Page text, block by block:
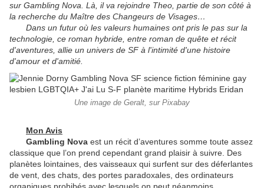
sur Gambling Nova. Là, il va rejoindre Theo, partie de son côté à
la recherche du Maître des Changeurs de Visages…
Dans un futur où les valeurs humaines ont pris le pas sur la
technologie, ce roman hybride, entre roman de quête et récit
d'aventures, allie un univers de SF à l'intimité d'une histoire
d'amour et d'amitié.
Une image de Geralt, sur Pixabay
Mon Avis
Gambling Nova est un récit d’aventures somme toute assez
classique que l’on prend cependant grand plaisir à suivre. Des
planètes lointaines, des vaisseaux qui surfent sur des déferlantes
de vent, des chats, des portes paradoxales, des ordinateurs